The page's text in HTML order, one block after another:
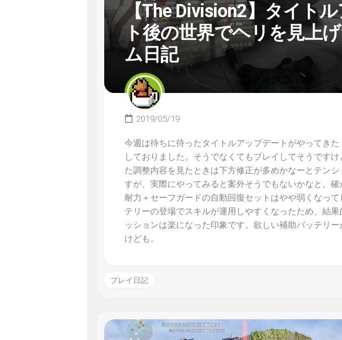
【The Division2】タイト
ト後の世界でヘリを見上
ム日記
2019/05/19
今週は待ちに待ったタイトルアップデートがやってきた
しておりました。そうでなくてもプレイしてそうです
た調整内容を見たときは下方修正が多めかなーとテン
すが、実際にやってみると案外そうでもないかなと。
耐力＋セーフガードの自動回復セットはやや弱くなっ
テリーの登場でスキルが運用しやすくなったため、結果
ッションは楽になった印象です。欲しい補助バッテリ
けども。
プレイ日記